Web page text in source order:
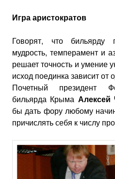
Игра аристократов
Говорят, что бильярду
мудрость, темперамент и
решает точность и умение
исход поединка зависит от
Почетный президент
бильярда Крыма Алексей
бы дать фору любому
причислять себя к числу